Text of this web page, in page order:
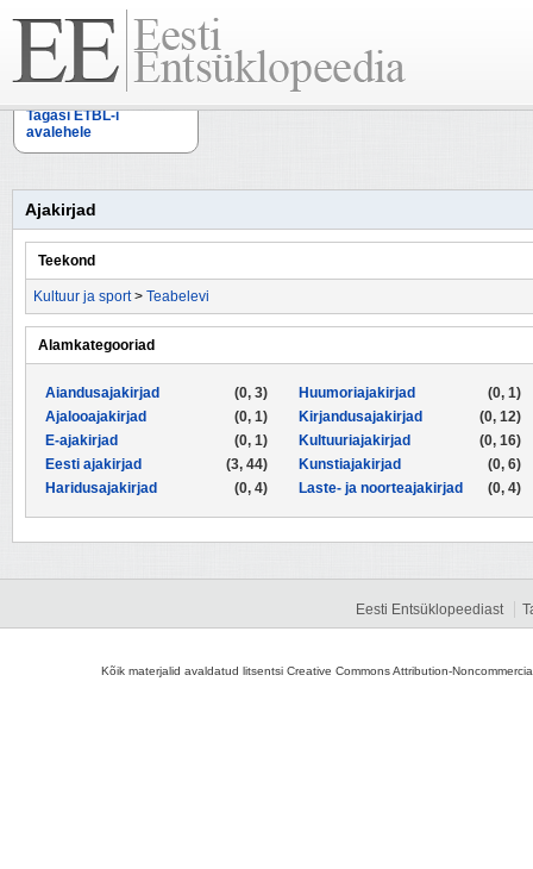
Tagasi ETBL-i
avalehele
Ajakirjad
Teekond
Kultuur ja sport> Teabelevi
Alamkategooriad
(0, 3)
Aiandusajakirjad
(0, 1)
Ajalooajakirjad
(0, 1)
E-ajakirjad
(3, 44)
Eesti ajakirjad
(0, 4)
Haridusajakirjad
(0, 1)
Huumoriajakirjad
(0, 12)
Kirjandusajakirjad
(0, 16)
Kultuuriajakirjad
(0, 6)
Kunstiajakirjad
(0, 4)
Laste- ja noorteajakirjad
Eesti Entsüklopeediast
Kõik materjalid avaldatud litsentsi Creative Commons Attribution-